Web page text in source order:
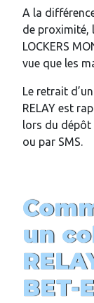
A la
de proximité,
LOCKERS
vue que les
Le retrait
RELAY est
lors du dépôt
ou par SMS.
un
BET-